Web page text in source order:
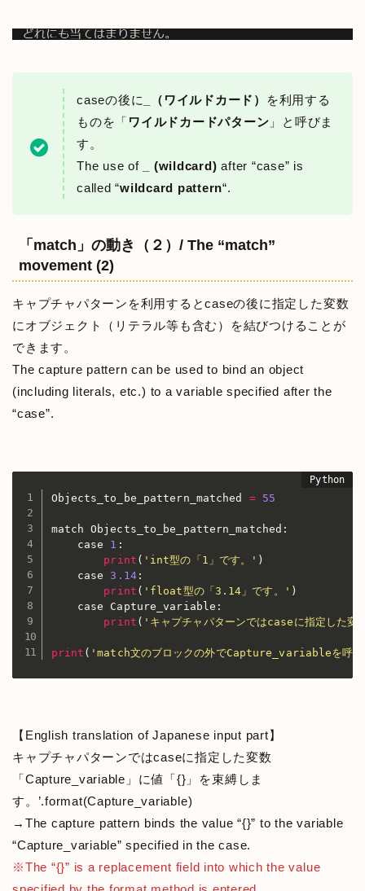
caseの後に _（ワイルドカード）
を利用する
ものを「 ワイルドカードパターン 」と呼びま
す。
The use of
_ (wildcard) after “case” is
called “wildcard pattern“.
「match」の動き（２）/ The “match”
movement (2)
キャプチャパターンを利用するとcaseの後に指定した変数
にオブジェクト（リテラル等も含む）を結びつけることが
できます。
The capture pattern can be used to bind an object
(including literals, etc.) to a variable specified after the
“case”.
Objects_to_be_pattern_matched = 55
match Objects_to_be_pattern_matched :
    case
1 :
print ( 'int型の「1」です。' )
    case
3.14:
print ( 'float型の「3.14」です。' )
    case Capture_variable
:
print ( 'キャプチャパターンではcaseに指定し
print ( 'match文のブロックの外でCapture_variableを呼
【English translation of Japanese input part】
キャプチャパターンではcaseに指定した変数
「Capture_variable」に値「{}」を束縛しま
す。’.format(Capture_variable)
→The capture pattern binds the value “{}” to the variable
“Capture_variable” specified in the case.
※The “{}” is a replacement field into which the value